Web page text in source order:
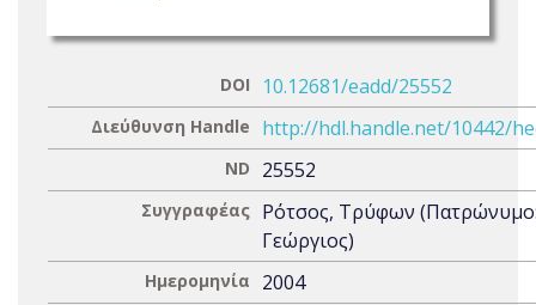
DOI 10.12681/eadd/25552
Διεύθυνση Handle http://hdl.handle.net/10442/
ND 25552
Συγγραφέας Ρότσος, Τρύφων
Γεώργιος)
Ημερομηνία 2004